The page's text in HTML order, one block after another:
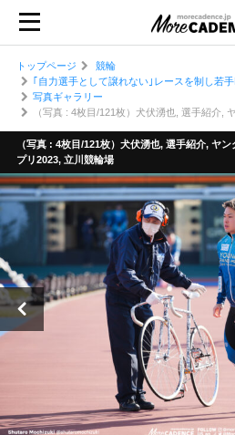
トップページ
競輪
｢自力選手として譲れない｣レースを制し若
写真ギャラリー
（写真 : 4枚目/121枚）犬伏湧也, 選手紹介,
（写真 : 4枚目/121枚）犬伏湧也, 選手紹介, ヤ
プリ2023, 立川競輪場